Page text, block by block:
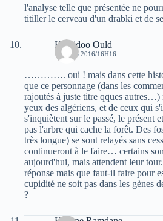
l'analyse telle que présentée ne
titiller le cerveau d'un drabki et de
Hamidoo Ould
7 MARS 2016/16H16
…………. oui ! mais dans cette
que ce personnage (dans les
rajoutés à juste titre qques autres…)
yeux des algériens, et de ceux qui
s'inquiètent sur le passé, le présent
pas l'arbre qui cache la forêt. Des
très longue) se sont relayés sans
continueront à le faire… certains
aujourd'hui, mais attendent leur
réponse mais que faut-il faire pour
cupidité ne soit pas dans les gènes
?